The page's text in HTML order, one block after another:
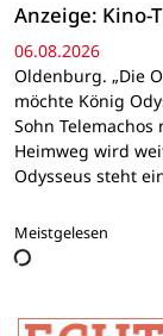
Anzeige: Kino-
06.08.2026
Oldenburg. „Die
möchte König
Sohn
Heimweg wird
Odysseus steht
Meistgelesen